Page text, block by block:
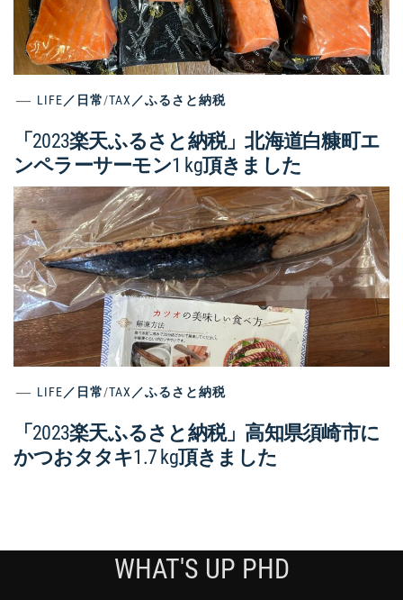
LIFE／日常/TAX／ふるさと納税
「2023楽天ふるさと納税」北海道白糠町エ
ンペラーサーモン1 kg頂きました
LIFE／日常/TAX／ふるさと納税
「2023楽天ふるさと納税」高知県須崎市に
かつおタタキ1.7 kg頂きました
WHAT'S UP PHD